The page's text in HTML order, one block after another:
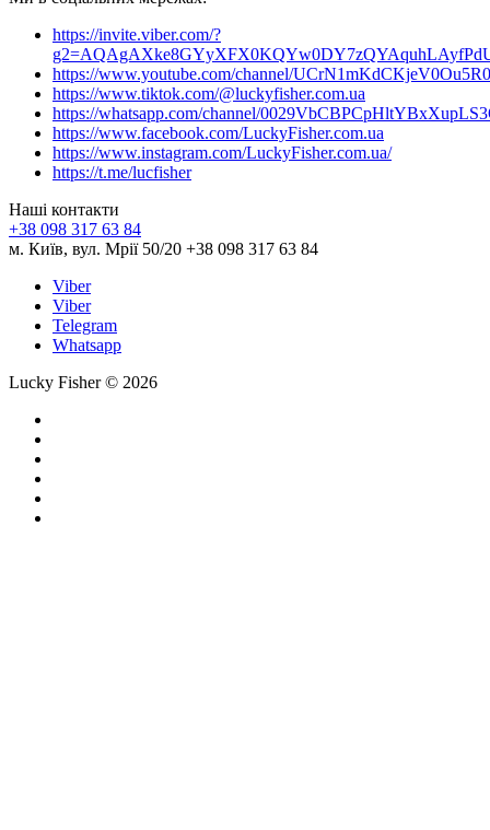
https://invite.viber.com/?
https://www.youtube.com/channel/
https://www.tiktok.com/@luckyfisher.com.ua
https://whatsapp.com/channel/
https://www.facebook.com/LuckyFisher.com.ua
https://www.instagram.com/LuckyFisher.com.ua/
https://t.me/lucfisher
Наші контакти
+38 098 317 63 84
м. Київ, вул. Мрії 50/20 +38 098 317 63 84
Viber
Viber
Telegram
Whatsapp
Lucky Fisher © 2026